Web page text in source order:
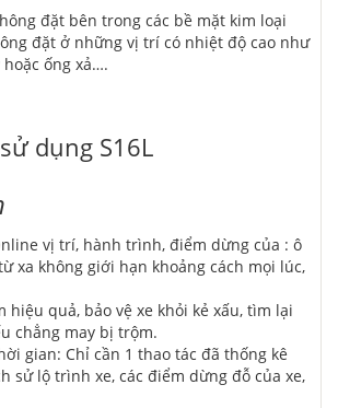
đặt bên trong các bề mặt kim loại
đặt ở những vị trí có nhiệt độ cao như
ống xả….
dụng S16L
vị trí, hành trình, điểm dừng của : ô
xa không giới hạn khoảng cách mọi lúc,
hiệu quả, bảo vệ xe khỏi kẻ xấu, tìm lại
chẳng may bị trộm.
gian: Chỉ cần 1 thao tác đã thống kê
sử lộ trình xe, các điểm dừng đỗ của xe,